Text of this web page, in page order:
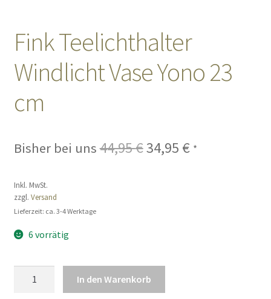
Sales
Vertrag widerrufen
Fink Teelichthalter
Windlicht Vase Yono 23
cm
Bisher bei uns 44,95€Ursprünglicher
34,95 €Aktueller
*
Inkl. MwSt.
zzgl. Versand
Lieferzeit: ca. 3-4 Werktage
6 vorrätig
In den Warenkorb